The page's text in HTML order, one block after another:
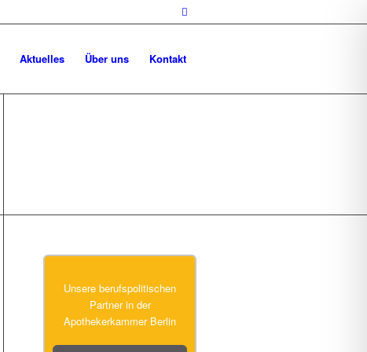
Aktuelles Über uns Kontakt
Unsere berufspolitischen
Partner in der
Apothekerkammer Berlin